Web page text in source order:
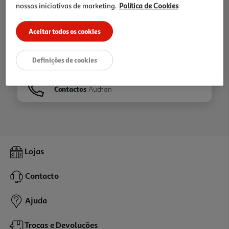
Ir para Homepage
Folhetos
Contactos Auchan
Lojas
Contacto
Ajuda
Trocas e Devoluções
nossas iniciativas de marketing. Política de Cookies
Aceitar todos os cookies
Definições de cookies